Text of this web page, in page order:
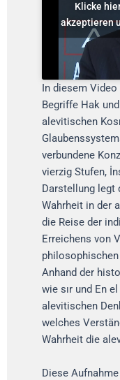
Klicke
akzeptieren
In diesem
Begriffe Hak
alevitischen
verbundene
vierzig Stufen,
Darstellung legt
Wahrheit in der
die Reise der
Erreichens von
Anhand der
wie sır und En
alevitischen
welches
Wahrheit die
Diese